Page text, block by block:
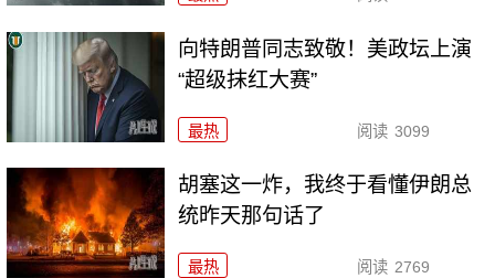
向特朗普同志致敬！美政坛上演
“超级抹红大赛”
最热 阅读 3099
胡塞这一炸，我终于看懂伊朗总
统昨天那句话了
最热 阅读 2769